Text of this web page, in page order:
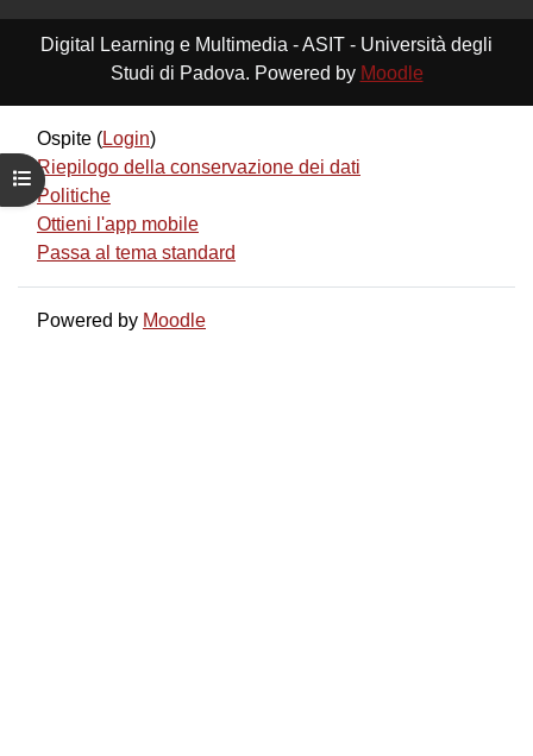
Apri indice del corso
Digital Learning e Multimedia - ASIT - Università degli
Studi di Padova. Powered by Moodle
Ospite (Login)
Riepilogo della conservazione dei dati
Politiche
Ottieni l'app mobile
Passa al tema standard
Powered by Moodle